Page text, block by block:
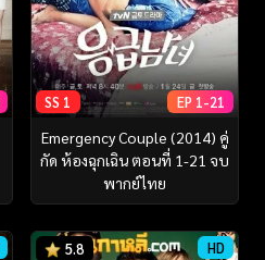
SS 1 EP 1-21
Emergency Couple (2014) คู่
กัด ห้องฉุกเฉิน ตอนที่ 1-21 จบ
พากย์ไทย
5.8 HD